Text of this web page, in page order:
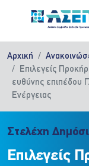
Αρχική
Επιλεγείς
ευθύνης επιπέδου
Ενέργειας
Στελέχη
Επιλεγείς